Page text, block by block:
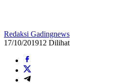
Redaksi Gadingnews
17/10/201912 Dilihat